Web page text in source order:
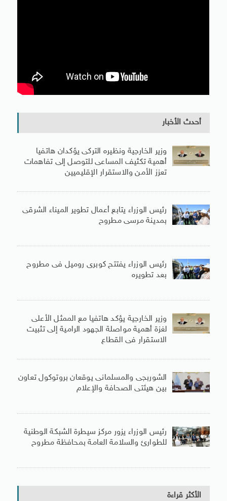
أحدث الأخبار
وزير الخارجية ونظيره التركى يؤكدان هاتفيا
أهمية تكثيف المساعى للتوصل إلى تفاهمات
تعزز الأمن والاستقرار الإقليميين
رئيس الوزراء يتابع أعمال تطوير الميناء الشرقى
بمدينة مرسى مطروح
رئيس الوزراء يفتتح كوبرى روميل فى مطروح
بعد تطويره
وزير الخارجية يؤكد هاتفيا مع الممثل الأعلى
لغزة أهمية مواصلة الجهود الرامية إلى تثبيت
الاستقرار فى القطاع
الشوربجى والمسلمانى يوقعان بروتوكول تعاون
بين هيئتى الصحافة والإعلام
رئيس الوزراء يزور مركز سيطرة الشبكة الوطنية
للطوارئ والسلامة العامة بمحافظة مطروح
الأكثر قراءة